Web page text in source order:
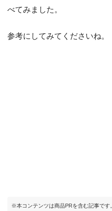
べてみました。
参考にしてみてくださいね。
※本コンテンツは商品PRを含む記事です